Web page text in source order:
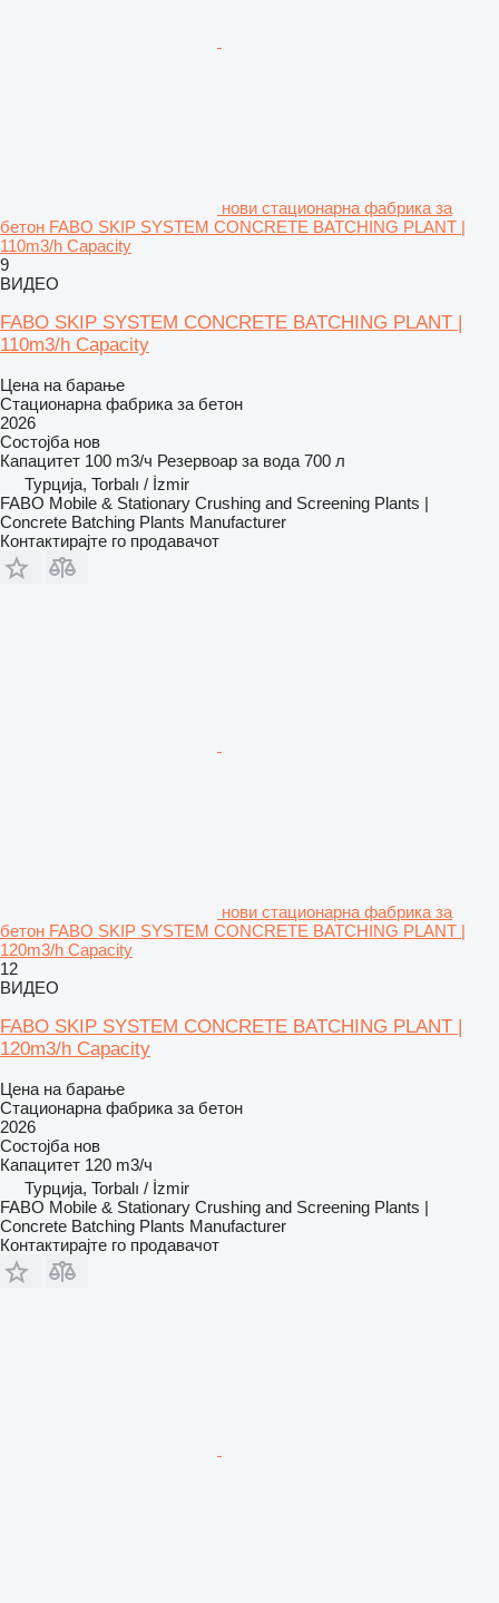
нови стационарна фабрика за
бетон FABO SKIP SYSTEM CONCRETE BATCHING PLANT |
110m3/h Capacity
9
ВИДЕО
FABO SKIP SYSTEM CONCRETE BATCHING PLANT |
110m3/h Capacity
Цена на барање
Стационарна фабрика за бетон
2026
Состојба нов
Капацитет 100 m3/ч Резервоар за вода 700 л
Турција, Torbalı / İzmir
FABO Mobile & Stationary Crushing and Screening Plants |
Concrete Batching Plants Manufacturer
Контактирајте го продавачот
нови стационарна фабрика за
бетон FABO SKIP SYSTEM CONCRETE BATCHING PLANT |
120m3/h Capacity
12
ВИДЕО
FABO SKIP SYSTEM CONCRETE BATCHING PLANT |
120m3/h Capacity
Цена на барање
Стационарна фабрика за бетон
2026
Состојба нов
Капацитет 120 m3/ч
Турција, Torbalı / İzmir
FABO Mobile & Stationary Crushing and Screening Plants |
Concrete Batching Plants Manufacturer
Контактирајте го продавачот